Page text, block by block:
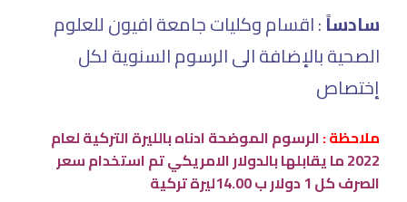
سادساً: اقسام وكليات جامعة افيون للعلوم
الصحية بالإضافة الى الرسوم السنوية لكل
إختصاص
ملاحظة :الرسوم الموضحة ادناه بالليرة التركية لعام
2022 ما يقابلها بالدولار الامريكي تم استخدام سعر
الصرف كل 1 دولار ب 14.00ليرة تركية